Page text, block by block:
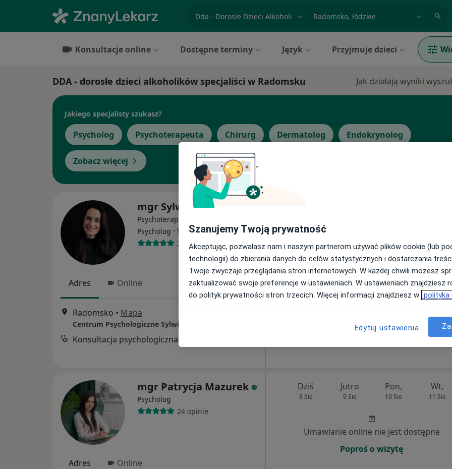
miasto lub dzielnica
Konsultacje online Dostępne terminy Język Przyjmuje dzieci
DDA - dorosłe dzieci alkoholików specjaliści w Radomsku Jak działają wyniki
Jakiego specjalisty szukasz?
Psycholog Psychoterapeuta Chirurg Dermatolog Endokrynolog
Zobacz więcej
mgr Sylwia Michalak
Psychoterapeuta certyfikowany,
Psycholog · Więcej
24 opinie
Adres Online
Radomsko • Mapa
Centrum Psychologiczne Sylwia Michalak
Konsultacja psychologiczna
Umawianie online nie jest dostępne
Poproś o wizytę
mgr Patrycja Mazurek
Psycholog
24 opinie
Adres Online
Dziś
8 Sie
Jutro
9 Sie
Pon,
10 Sie
Wt,
11 Sie
Umawianie online nie jest dostępne
Poproś o wizytę
Szanujemy Twoją prywatność
Akceptując, pozwalasz nam i naszym partnerom używać plików cookie (lub
technologii) do zbierania danych do celów statystycznych i dostarczania
Twoje zwyczaje przeglądania stron internetowych. W każdej chwili możesz
zaktualizować swoje preferencje w ustawieniach. W ustawieniach znajdziesz
do polityk prywatności stron trzecich. Więcej informacji znajdziesz w polityka
Edytuj ustawienia